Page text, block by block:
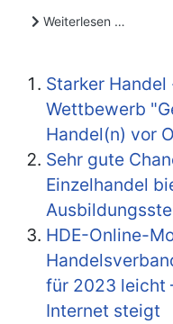
Weiterlesen …
Starker
Wettbewerb
Handel(n) vor
Sehr gute
Einzelhandel
HDE-Online-
für 2023 leicht
Internet steigt